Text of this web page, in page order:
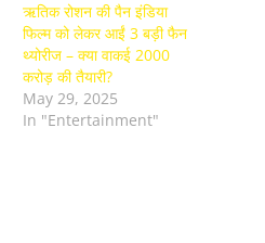
ऋतिक रोशन की पैन इंडिया
फिल्म को लेकर आईं 3 बड़ी फैन
थ्योरीज – क्या वाकई 2000
करोड़ की तैयारी?
May 29, 2025
In "Entertainment"